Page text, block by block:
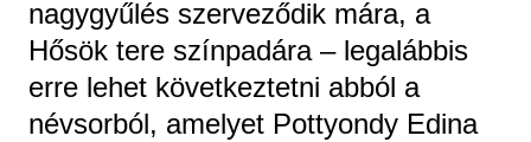
nagygyűlés szerveződik mára, a
Hősök tere színpadára – legalábbis
erre lehet következtetni abból a
névsorból, amelyet Pottyondy Edina